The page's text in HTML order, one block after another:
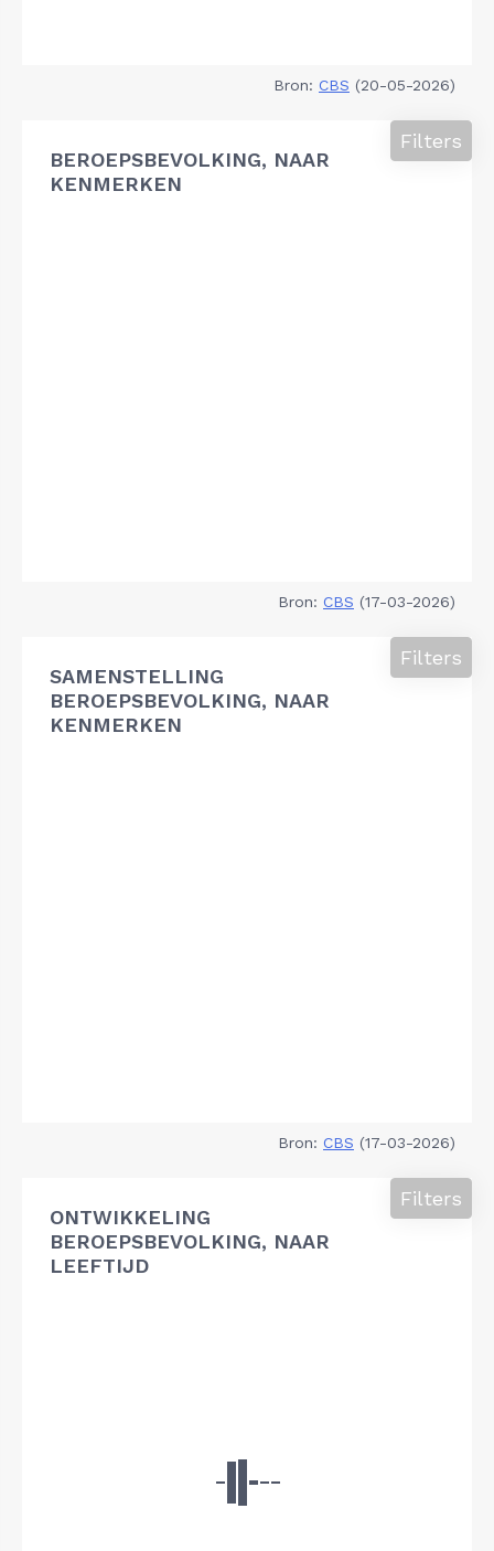
Bron: CBS (20-05-2026)
BEROEPSBEVOLKING, NAAR
KENMERKEN
Filters
Bron: CBS (17-03-2026)
SAMENSTELLING
BEROEPSBEVOLKING, NAAR
KENMERKEN
Filters
Bron: CBS (17-03-2026)
ONTWIKKELING
BEROEPSBEVOLKING, NAAR
LEEFTIJD
Filters